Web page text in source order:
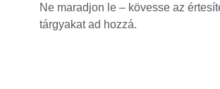
Ne maradjon le – kövesse az
tárgyakat ad hozzá.